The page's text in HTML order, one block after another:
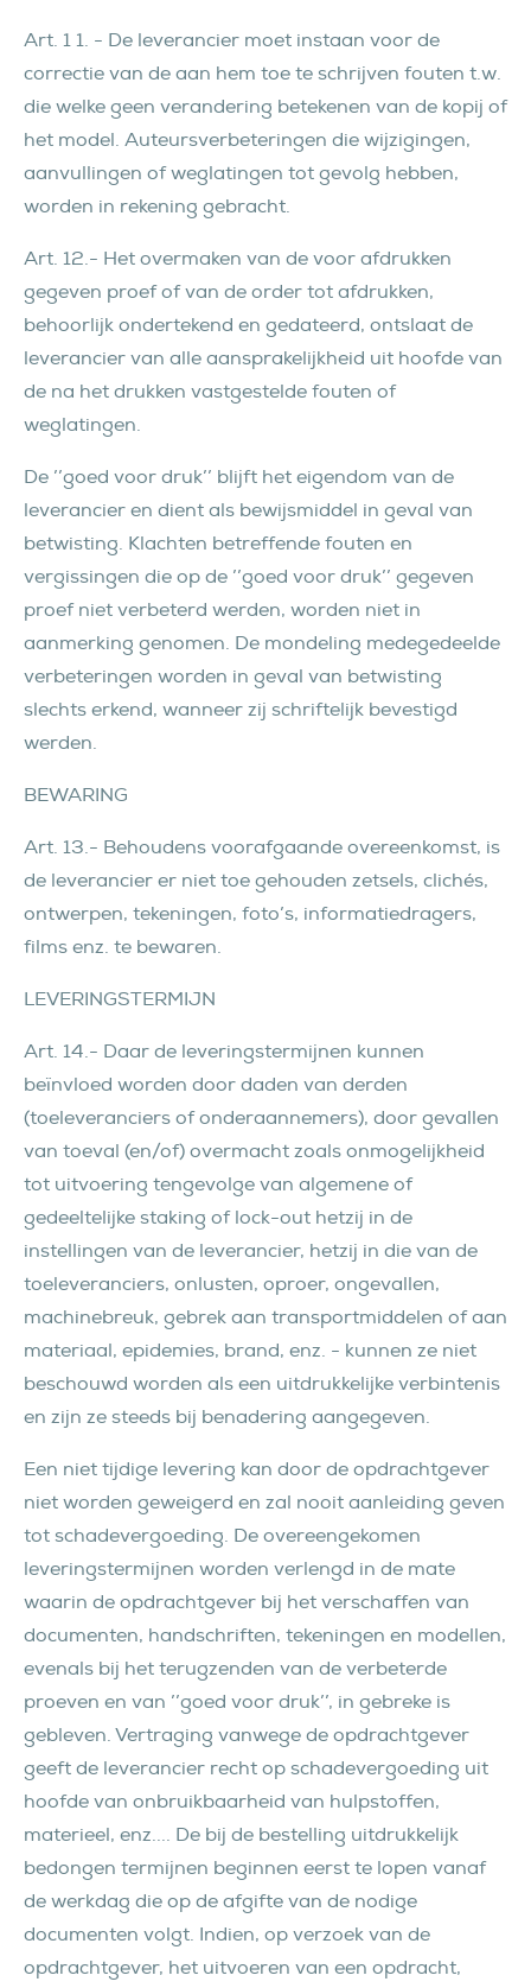
Art. 1 1. - De leverancier moet instaan voor de
correctie van de aan hem toe te schrijven fouten t.w.
die welke geen verandering betekenen van de kopij of
het model. Auteursverbeteringen die wijzigingen,
aanvullingen of weglatingen tot gevolg hebben,
worden in rekening gebracht.
Art. 12.- Het overmaken van de voor afdrukken
gegeven proef of van de order tot afdrukken,
behoorlijk ondertekend en gedateerd, ontslaat de
leverancier van alle aansprakelijkheid uit hoofde van
de na het drukken vastgestelde fouten of
weglatingen.
De ’’goed voor druk’’ blijft het eigendom van de
leverancier en dient als bewijsmiddel in geval van
betwisting. Klachten betreffende fouten en
vergissingen die op de ’’goed voor druk’’ gegeven
proef niet verbeterd werden, worden niet in
aanmerking genomen. De mondeling medegedeelde
verbeteringen worden in geval van betwisting
slechts erkend, wanneer zij schriftelijk bevestigd
werden.
BEWARING
Art. 13.- Behoudens voorafgaande overeenkomst, is
de leverancier er niet toe gehouden zetsels, clichés,
ontwerpen, tekeningen, foto’s, informatiedragers,
films enz. te bewaren.
LEVERINGSTERMIJN
Art. 14.- Daar de leveringstermijnen kunnen
beïnvloed worden door daden van derden
(toeleveranciers of onderaannemers), door gevallen
van toeval (en/of) overmacht zoals onmogelijkheid
tot uitvoering tengevolge van algemene of
gedeeltelijke staking of lock-out hetzij in de
instellingen van de leverancier, hetzij in die van de
toeleveranciers, onlusten, oproer, ongevallen,
machinebreuk, gebrek aan transportmiddelen of aan
materiaal, epidemies, brand, enz. - kunnen ze niet
beschouwd worden als een uitdrukkelijke verbintenis
en zijn ze steeds bij benadering aangegeven.
Een niet tijdige levering kan door de opdrachtgever
niet worden geweigerd en zal nooit aanleiding geven
tot schadevergoeding. De overeengekomen
leveringstermijnen worden verlengd in de mate
waarin de opdrachtgever bij het verschaffen van
documenten, handschriften, tekeningen en modellen,
evenals bij het terugzenden van de verbeterde
proeven en van ’’goed voor druk’’, in gebreke is
gebleven. Vertraging vanwege de opdrachtgever
geeft de leverancier recht op schadevergoeding uit
hoofde van onbruikbaarheid van hulpstoffen,
materieel, enz.... De bij de bestelling uitdrukkelijk
bedongen termijnen beginnen eerst te lopen vanaf
de werkdag die op de afgifte van de nodige
documenten volgt. Indien, op verzoek van de
opdrachtgever, het uitvoeren van een opdracht,